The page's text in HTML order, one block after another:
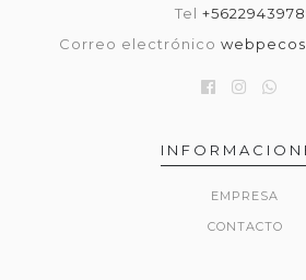
Tel
Correo electrónico
EMPRESA
CONTACTO